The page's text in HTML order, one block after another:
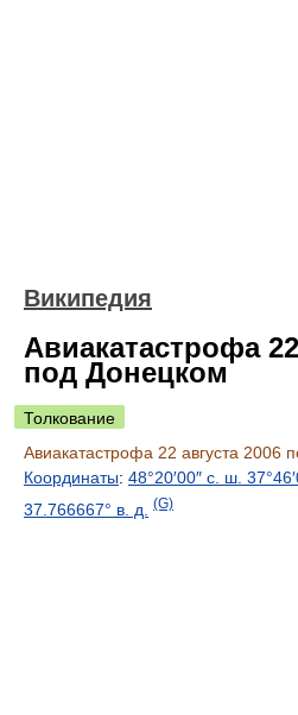
Википедия
Авиакатастрофа
под Донецком
Толкование
Авиакатастрофа 22 августа 2006
Координаты: 48°20′00″ с. ш.
37.766667° в. д.
(G)